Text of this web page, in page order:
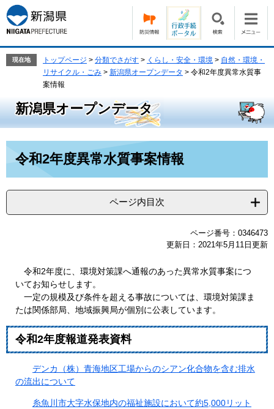
ー
ジ
の
ニ
ュ
ー
現在地 トップページ > 分類でさがす > くらし・安全・環境 > 自然・環境・
リサイクル・ごみ > 新潟県オープンデータ > 令和2年度異常水質事
案情報
新潟県オープンデータ
令和2年度異常水質事案情報
ページ内目次
ページ番号：0346473
更新日：2021年5月11日更新
令和2年度に、環境対策課へ通報のあった異常水質事案につ
いてお知らせします。
一定の規模及び条件を超える事故については、環境対策課ま
たは関係部局、地域振興局が個別に公表しています。
令和2年度報道発表資料
デンカ（株）青海地区工場からのシアン化合物を含む排水
の流出について
糸魚川市大字水保地内の福祉施設において約5,000リット